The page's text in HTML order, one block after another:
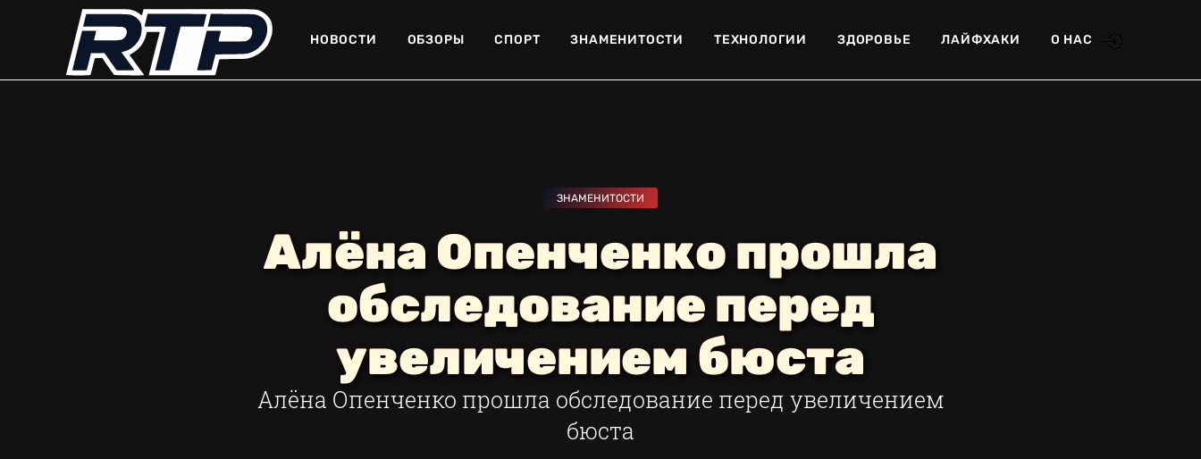
НОВОСТИ ОБЗОРЫ СПОРТ ЗНАМЕНИТОСТИ ТЕХНОЛОГИИ ЗДОРОВЬЕ ЛАЙФХАКИ О НАС
ЗНАМЕНИТОСТИ
Алёна Опенченко прошла
обследование перед
увеличением бюста
Алёна Опенченко прошла обследование перед увеличением
бюста